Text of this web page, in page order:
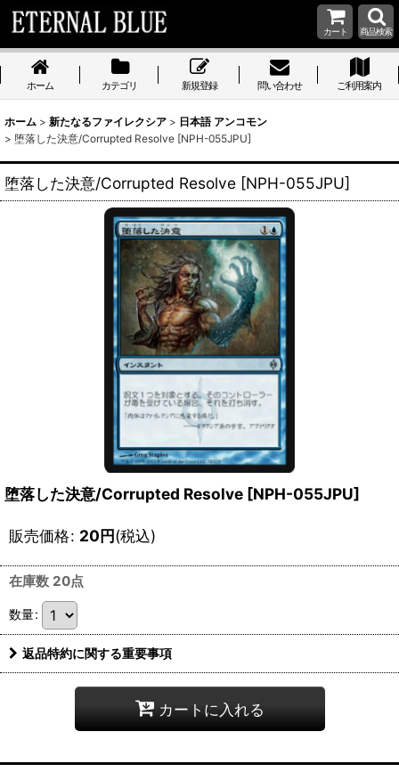
カート 商品検索
ホーム カテゴリ 新規登録 問い合わせ ご利用案内
ホーム > 新たなるファイレクシア > 日本語 アンコモン
> 堕落した決意/Corrupted Resolve [NPH-055JPU]
堕落した決意/Corrupted Resolve [NPH-055JPU]
堕落した決意/Corrupted Resolve [NPH-055JPU]
販売価格: 20円(税込)
在庫数 20点
数量:
返品特約に関する重要事項
カートに入れる